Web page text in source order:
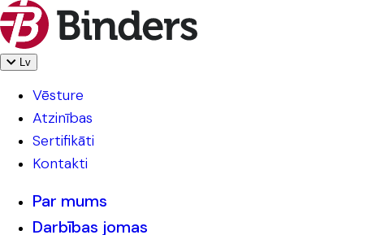
Lv
Vēsture
Atzinības
Sertifikāti
Kontakti
Par mums
Darbības jomas